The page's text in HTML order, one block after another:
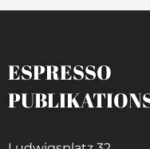
ESPRESSO